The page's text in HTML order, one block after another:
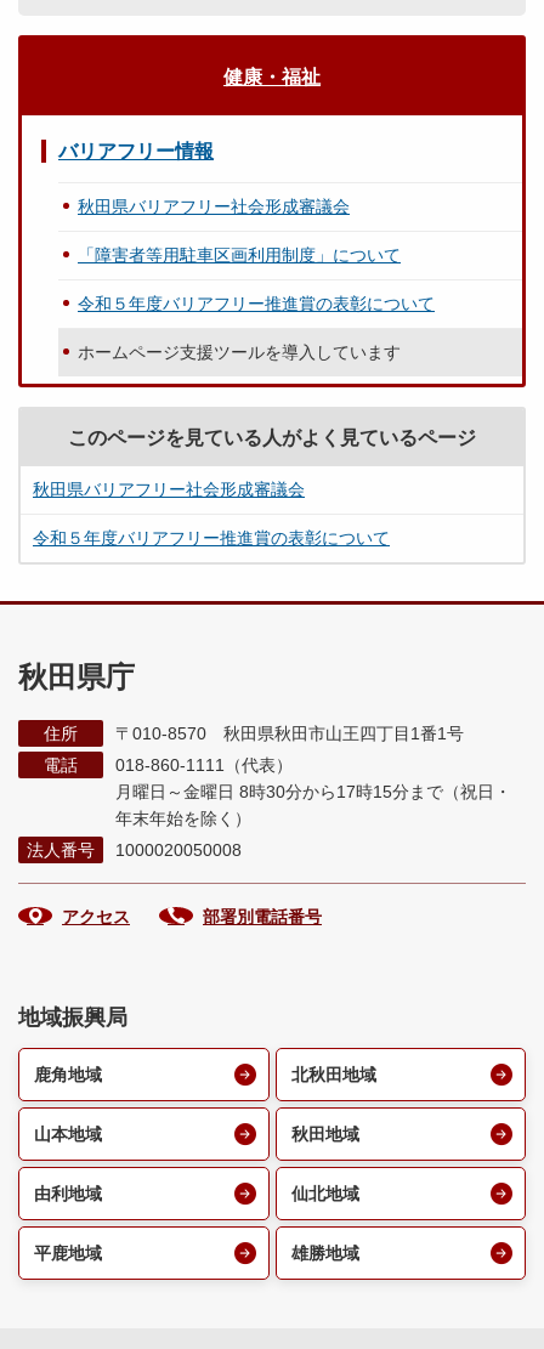
健康・福祉
バリアフリー情報
秋田県バリアフリー社会形成審議会
「障害者等用駐車区画利用制度」について
令和５年度バリアフリー推進賞の表彰について
ホームページ支援ツールを導入しています
このページを見ている人がよく見ているページ
秋田県バリアフリー社会形成審議会
令和５年度バリアフリー推進賞の表彰について
秋田県庁
住所
〒010-8570 秋田県秋田市山王四丁目1番1号
電話
018-860-1111（代表）
月曜日～金曜日 8時30分から17時15分まで （祝日・
年末年始を除く）
法人番号
1000020050008
アクセス 部署別電話番号
地域振興局
鹿角地域 北秋田地域
山本地域 秋田地域
由利地域 仙北地域
平鹿地域 雄勝地域